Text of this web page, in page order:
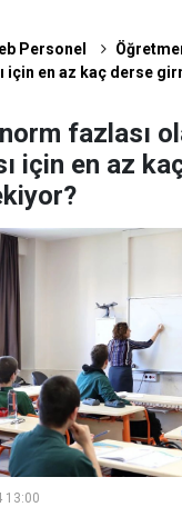
Personel
için en az kaç derse
fazlası
için en az
13:00